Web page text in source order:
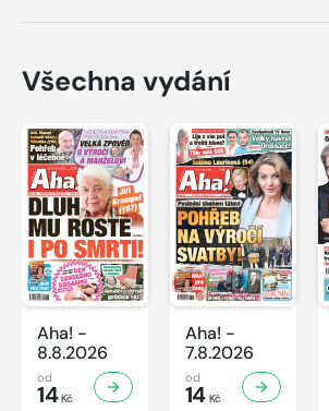
Všechna vydání
Aha! -
8.8.2026
od
14Kč
Aha! -
7.8.2026
od
14Kč